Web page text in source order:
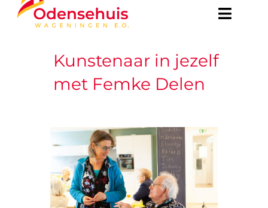
Toggle
WELKOM
ORGANISATIE
VRIJWILLIGERS & STAGIAIRES
Kunstenaar in jezelf
met Femke Delen